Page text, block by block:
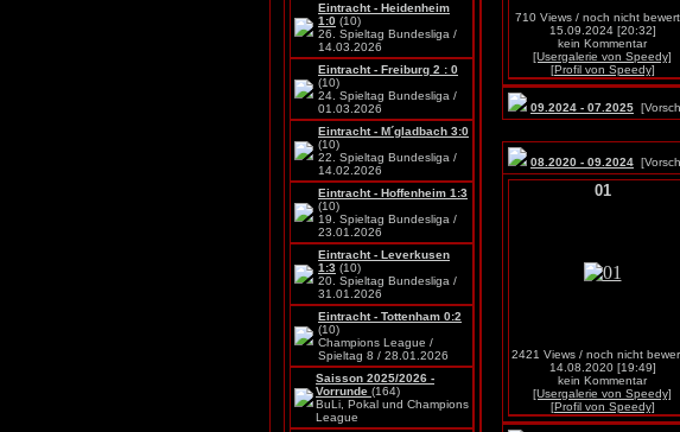
Eintracht - Heidenheim
1:0 (10)
26. Spieltag Bundesliga /
14.03.2026
Eintracht - Freiburg 2 : 0
(10)
24. Spieltag Bundesliga /
01.03.2026
Eintracht - M´gladbach 3:0
(10)
22. Spieltag Bundesliga /
14.02.2026
Eintracht - Hoffenheim 1:3
(10)
19. Spieltag Bundesliga /
23.01.2026
Eintracht - Leverkusen
1:3 (10)
20. Spieltag Bundesliga /
31.01.2026
Eintracht - Tottenham 0:2
(10)
Champions League /
Spieltag 8 / 28.01.2026
Saisson 2025/2026 -
Vorrunde (164)
BuLi, Pokal und Champions
League
710 Views / noch nicht
15.09.2024 [20:32]
kein Kommentar
[Usergalerie von Speedy]
[Profil von Speedy]
09.2024 - 07.2025
08.2020 - 09.2024
01
2421 Views / noch nicht
14.08.2020 [19:49]
kein Kommentar
[Usergalerie von Speedy]
[Profil von Speedy]